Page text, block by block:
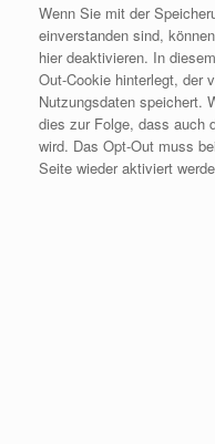
Wenn Sie mit der
einverstanden sind,
hier deaktivieren. In
Out-Cookie hinterlegt, der
Nutzungsdaten speichert.
dies zur Folge, dass auch
wird. Das Opt-Out muss
Seite wieder aktiviert